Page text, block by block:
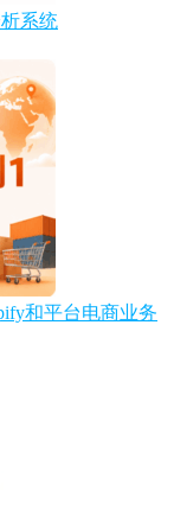
系统
和平台电商业务